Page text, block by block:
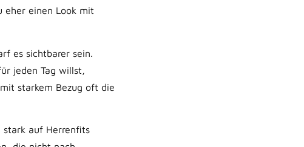
eher einen Look mit
es sichtbarer sein.
jeden Tag willst,
starkem Bezug oft die
stark auf Herrenfits